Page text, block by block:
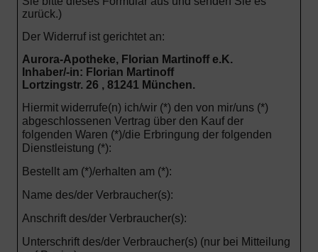
zurück.)
Der Widerruf ist gerichtet an:
Aurora-Apotheke, Florian Martinoff e.K.
Inhaber/-in: Florian Martinoff
Lortzingstr. 26 , 81241 München.
Hiermit widerrufe(n) ich/wir (*) den von mir/uns (*)
abgeschlossenen Vertrag über den Kauf der
folgenden Waren (*)/die Erbringung der folgenden
Dienstleistung (*):
Bestellt am (*)/erhalten am (*):
Name des/der Verbraucher(s):
Anschrift des/der Verbraucher(s):
Unterschrift des/der Verbraucher(s) (nur bei Mitteilung